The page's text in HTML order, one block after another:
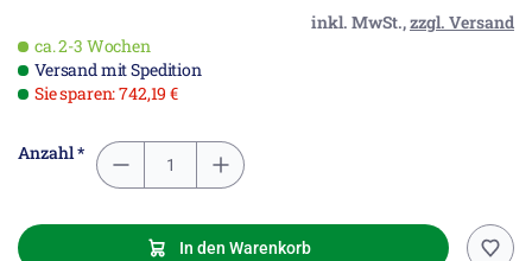
inkl. MwSt.,zzgl. Versand
ca. 2-3 Wochen
Versand mit Spedition
Sie sparen: 742,19 €
Anzahl *
In den Warenkorb